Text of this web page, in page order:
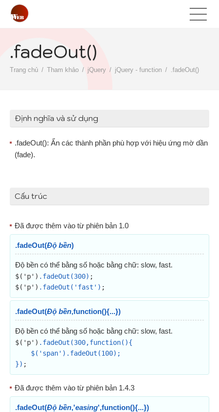
.fadeOut()
Trang chủ Tham khảo jQuery jQuery - function .fadeOut()
Định nghĩa và sử dụng
.fadeOut(): Ẩn các thành phần phù hợp với hiệu ứng mờ dần
(fade).
Cấu trúc
Đã được thêm vào từ phiên bản 1.0
.fadeOut(Độ bền)
Độ bền có thể bằng số hoặc bằng chữ: slow, fast.
$('p') .fadeOut(300) ;
$('p') .fadeOut('fast') ;
.fadeOut(Độ bền,function(){...})
Độ bền có thể bằng số hoặc bằng chữ: slow, fast.
$('p') .fadeOut(300,function(){
}) ;
Đã được thêm vào từ phiên bản 1.4.3
.fadeOut(Độ bền,'easing',function(){...})